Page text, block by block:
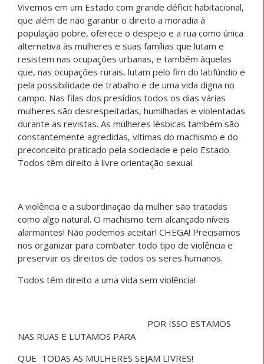
Vivemos em um Estado com grande déficit habitacional,
que além de não garantir o direito a moradia à
população pobre, oferece o despejo e a rua como única
alternativa às mulheres e suas famílias que lutam e
resistem nas ocupações urbanas, e também àquelas
que, nas ocupações rurais, lutam pelo fim do latifúndio e
pela possibilidade de trabalho e de uma vida digna no
campo. Nas filas dos presídios todos os dias várias
mulheres são desrespeitadas, humilhadas e violentadas
durante as revistas. As mulheres lésbicas também são
constantemente agredidas, vítimas do machismo e do
preconceito praticado pela sociedade e pelo Estado.
Todos têm direito à livre orientação sexual.
A violência e a subordinação da mulher são tratadas
como algo natural. O machismo tem alcançado níveis
alarmantes! Não podemos aceitar! CHEGA! Precisamos
nos organizar para combater todo tipo de violência e
preservar os direitos de todos os seres humanos.
Todos têm direito a uma vida sem violência!
POR ISSO ESTAMOS
NAS RUAS E LUTAMOS PARA
QUE TODAS AS MULHERES SEJAM LIVRES!